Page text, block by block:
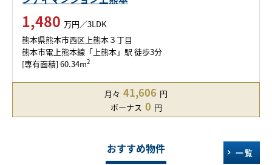
1,480 万円／3LDK
熊本県熊本市西区上熊本３丁目
熊本市電上熊本線「上熊本」駅 徒歩3分
[専有面積] 60.34m2
月々 41,606 円
ボーナス 0 円
おすすめ物件 一覧